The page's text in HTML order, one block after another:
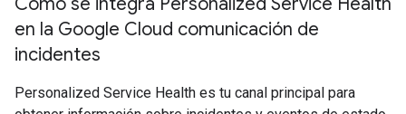
en la Google Cloud comunicación de
incidentes
Personalized Service Health es tu canal principal para